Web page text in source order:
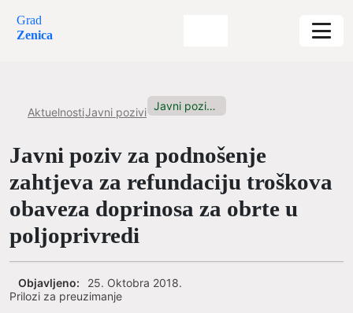
Grad
Zenica
AktuelnostiJavni pozivi Javni poziv za podnošenje zahtjeva...
Javni poziv za podnošenje
zahtjeva za refundaciju troškova
obaveza doprinosa za obrte u
poljoprivredi
Prilozi za preuzimanje
Objavljeno: 25. Oktobra 2018.